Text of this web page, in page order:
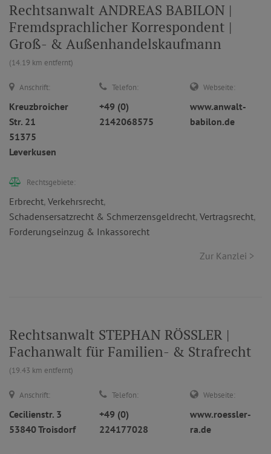
Rechtsanwalt ANDREAS BABILON |
Fremdsprachlicher Korrespondent |
Groß- & Außenhandelskaufmann
(14.19 km entfernt)
Anschrift:
Kreuzbroicher
Str. 21
51375
Leverkusen
Telefon:
+49 (0)
2142068575
Webseite:
www.anwalt-
babilon.de
Rechtsgebiete:
Erbrecht, Verkehrsrecht,
Schadensersatzrecht & Schmerzensgeldrecht, Vertragsrecht,
Forderungseinzug & Inkassorecht
Zur Kanzlei >
Rechtsanwalt STEPHAN RÖSSLER |
Fachanwalt für Familien- & Strafrecht
(19.43 km entfernt)
Anschrift:
Cecilienstr. 3
53840 Troisdorf
Telefon:
+49 (0)
224177028
Webseite:
www.roessler-
ra.de